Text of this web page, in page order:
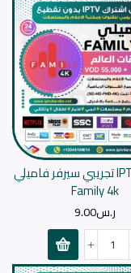
اشتراك IPTV تجريبي سيرفر فاميلي
Family 4k
ر.س9.00